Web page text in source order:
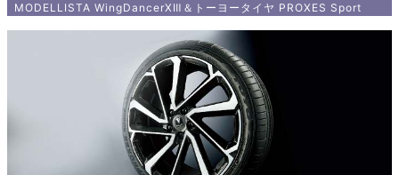
MODELLISTA WingDancerXⅢ＆トーヨータイヤ PROXES Sport